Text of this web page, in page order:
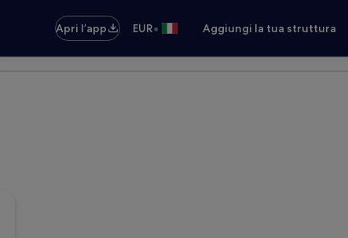
Apri l’app
EUR• Aggiungi la tua struttura